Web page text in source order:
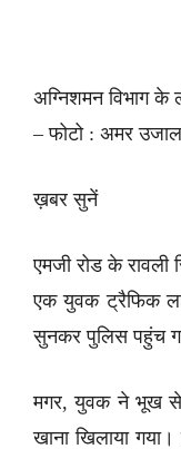
अग्निशमन विभाग के
– फोटो : अमर
ख़बर सुनें
एमजी रोड के रावली
एक युवक ट्रैफिक
सुनकर पुलिस पहुंच
मगर, युवक ने भूख से
खाना खिलाया